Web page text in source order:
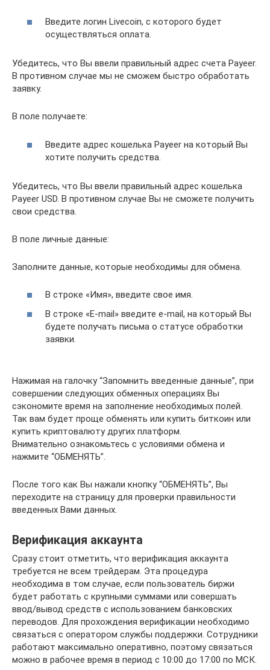
Введите логин Livecoin, с которого будет
осуществляться оплата.
Убедитесь, что Вы ввели правильный адрес счета Payeer.
В противном случае мы не сможем быстро обработать
заявку.
В поле получаете:
Введите адрес кошелька Payeer на который Вы
хотите получить средства.
Убедитесь, что Вы ввели правильный адрес кошелька
Payeer USD. В противном случае Вы не сможете получить
свои средства.
В поле личные данные:
Заполните данные, которые необходимы для обмена.
В строке «Имя», введите свое имя.
В строке «E-mail» введите e-mail, на который Вы
будете получать письма о статусе обработки
заявки.
Нажимая на галочку “Запомнить введенные данные”, при
совершении следующих обменных операциях Вы
сэкономите время на заполнение необходимых полей.
Так вам будет проще обменять или купить биткоин или
купить криптовалюту других платформ.
Внимательно ознакомьтесь с условиями обмена и
нажмите “ОБМЕНЯТЬ”.
После того как Вы нажали кнопку “ОБМЕНЯТЬ”, Вы
переходите на страницу для проверки правильности
введенных Вами данных.
Верификация аккаунта
Сразу стоит отметить, что верификация аккаунта
требуется не всем трейдерам. Эта процедура
необходима в том случае, если пользователь биржи
будет работать с крупными суммами или совершать
ввод/вывод средств с использованием банковских
переводов. Для прохождения верификации необходимо
связаться с оператором службы поддержки. Сотрудники
работают максимально оперативно, поэтому связаться
можно в рабочее время в период с 10:00 до 17:00 по МСК.